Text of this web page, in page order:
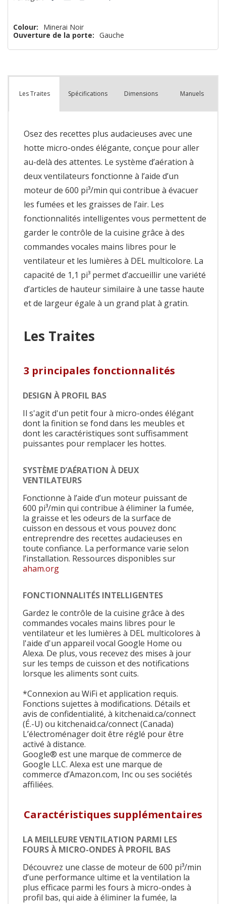
Colour:
Minerai Noir
Ouverture de la porte: Gauche
Les Traites Spécifications Dimensions Manuels
Osez des recettes plus audacieuses avec une
hotte micro-ondes élégante, conçue pour aller
au-delà des attentes. Le système d’aération à
deux ventilateurs fonctionne à l’aide d’un
moteur de 600 pi³/min qui contribue à évacuer
les fumées et les graisses de l’air. Les
fonctionnalités intelligentes vous permettent de
garder le contrôle de la cuisine grâce à des
commandes vocales mains libres pour le
ventilateur et les lumières à DEL multicolore. La
capacité de 1,1 pi³ permet d’accueillir une variété
d’articles de hauteur similaire à une tasse haute
et de largeur égale à un grand plat à gratin.
Les Traites
3 principales fonctionnalités
DESIGN À PROFIL BAS
Il s'agit d'un petit four à micro-ondes élégant
dont la finition se fond dans les meubles et
dont les caractéristiques sont suffisamment
puissantes pour remplacer les hottes.
SYSTÈME D’AÉRATION À DEUX
VENTILATEURS
Fonctionne à l’aide d’un moteur puissant de
600 pi³/min qui contribue à éliminer la fumée,
la graisse et les odeurs de la surface de
cuisson en dessous et vous pouvez donc
entreprendre des recettes audacieuses en
toute confiance. La performance varie selon
l’installation. Ressources disponibles sur
aham.org
FONCTIONNALITÉS INTELLIGENTES
Gardez le contrôle de la cuisine grâce à des
commandes vocales mains libres pour le
ventilateur et les lumières à DEL multicolores à
l'aide d'un appareil vocal Google Home ou
Alexa. De plus, vous recevez des mises à jour
sur les temps de cuisson et des notifications
lorsque les aliments sont cuits.
*Connexion au WiFi et application requis.
Fonctions sujettes à modifications. Détails et
avis de confidentialité, à kitchenaid.ca/connect
(É.-U) ou kitchenaid.ca/connect (Canada)
L’électroménager doit être réglé pour être
activé à distance.
Google® est une marque de commerce de
Google LLC. Alexa est une marque de
commerce d’Amazon.com, Inc ou ses sociétés
affiliées.
Caractéristiques supplémentaires
LA MEILLEURE VENTILATION PARMI LES
FOURS À MICRO-ONDES À PROFIL BAS
Découvrez une classe de moteur de 600 pi³/min
d’une performance ultime et la ventilation la
plus efficace parmi les fours à micro-ondes à
profil bas, qui aide à éliminer la fumée, la